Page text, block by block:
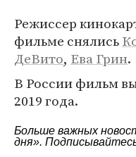
Режиссер
фильме снялись
ДеВито, Ева Грин.
В России фильм
2019 года.
Больше важных
дня».